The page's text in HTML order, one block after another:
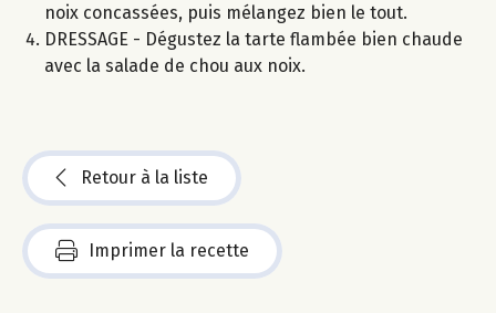
noix concassées, puis mélangez bien le tout.
DRESSAGE - Dégustez la tarte flambée bien chaude
avec la salade de chou aux noix.
Retour à la liste
Imprimer la recette